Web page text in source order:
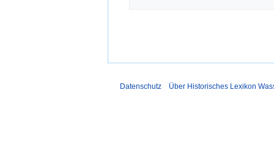
Datenschutz Über Historisches Lexikon